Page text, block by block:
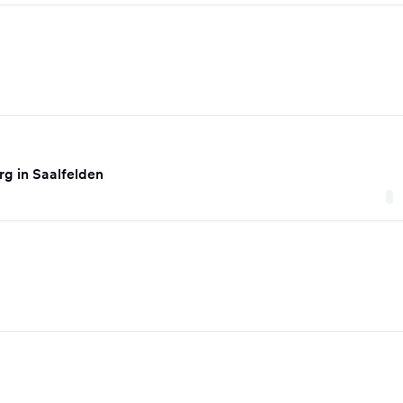
in Saalfelden